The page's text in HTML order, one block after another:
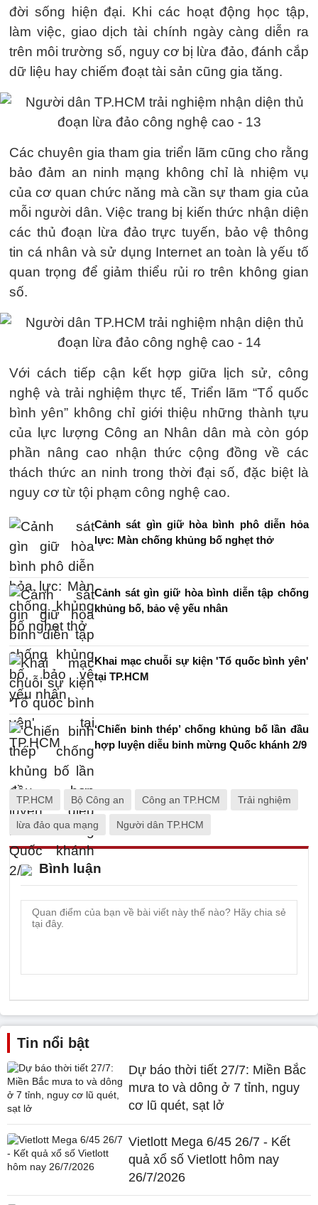
đời sống hiện đại. Khi các hoạt động học tập,
làm việc, giao dịch tài chính ngày càng diễn ra
trên môi trường số, nguy cơ bị lừa đảo, đánh cắp
dữ liệu hay chiếm đoạt tài sản cũng gia tăng.
Các chuyên gia tham gia triển lãm cũng cho rằng
bảo đảm an ninh mạng không chỉ là nhiệm vụ
của cơ quan chức năng mà cần sự tham gia của
mỗi người dân. Việc trang bị kiến thức nhận diện
các thủ đoạn lừa đảo trực tuyến, bảo vệ thông
tin cá nhân và sử dụng Internet an toàn là yếu tố
quan trọng để giảm thiểu rủi ro trên không gian
số.
Với cách tiếp cận kết hợp giữa lịch sử, công
nghệ và trải nghiệm thực tế, Triển lãm “Tổ quốc
bình yên” không chỉ giới thiệu những thành tựu
của lực lượng Công an Nhân dân mà còn góp
phần nâng cao nhận thức cộng đồng về các
thách thức an ninh trong thời đại số, đặc biệt là
nguy cơ từ tội phạm công nghệ cao.
Cảnh sát gìn giữ hòa bình phô diễn hỏa
lực: Màn chống khủng bố nghẹt thở
Cảnh sát gìn giữ hòa bình diễn tập chống
khủng bố, bảo vệ yếu nhân
Khai mạc chuỗi sự kiện 'Tổ quốc bình yên'
tại TP.HCM
‘Chiến binh thép’ chống khủng bố lần đầu
hợp luyện diễu binh mừng Quốc khánh 2/9
TP.HCM Bộ Công an Công an TP.HCM Trải nghiệm
lừa đảo qua mạng Người dân TP.HCM
Bình luận
Tin nổi bật
Dự báo thời tiết 27/7: Miền Bắc
mưa to và dông ở 7 tỉnh, nguy
cơ lũ quét, sạt lở
Vietlott Mega 6/45 26/7 - Kết
quả xổ số Vietlott hôm nay
26/7/2026